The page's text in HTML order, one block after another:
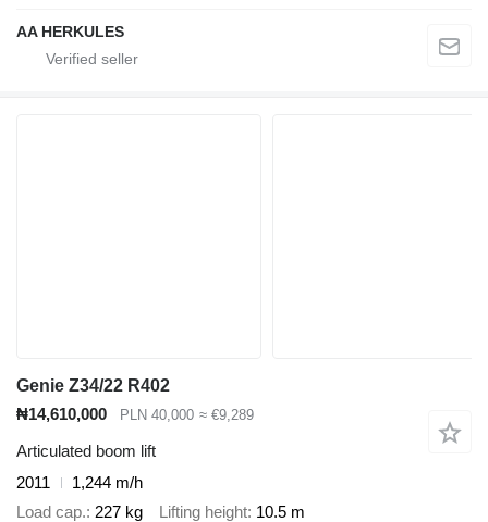
AA HERKULES
Genie Z34/22 R402
₦14,610,000
PLN 40,000 ≈ €9,289
Articulated boom lift
2011
1,244 m/h
Load cap. 227 kg Lifting height 10.5 m